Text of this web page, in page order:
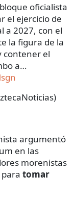
oficialista
el ejercicio de
a 2027, con el
la figura de la
contener el
a…
argumentó
en las
morenistas
tomar